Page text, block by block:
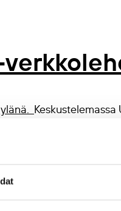
ja Anne
ja Juho